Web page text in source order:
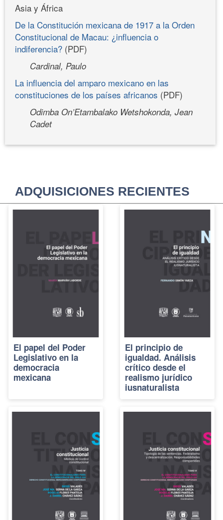
Asia y África
De la Constitución mexicana de 1917 a la Orden
Constitucional de Macau: ¿influencia o
indiferencia? (PDF)
Cardinal, Paulo
La influencia del amparo mexicano en las
constituciones de los países africanos (PDF)
Odimba On’Etambalako Wetshokonda, Jean
Cadet
ADQUISICIONES RECIENTES
El papel del Poder
Legislativo en la
democracia
mexicana
El principio de
igualdad. Análisis
crítico desde el
realismo jurídico
iusnaturalista